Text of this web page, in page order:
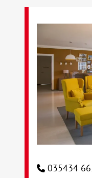
035434